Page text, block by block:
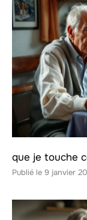
que je touche
9 janvier